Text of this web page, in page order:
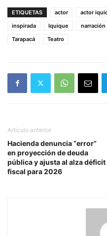
ETIQUETAS actor actor
inspirada
Iquique narración
Tarapacá
Teatro
Artículo anterior
Hacienda denuncia “error”
en proyección de deuda
pública y ajusta al alza déficit
fiscal para 2026